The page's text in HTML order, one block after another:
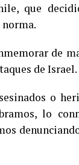
que
de
de Israel.
o
lo